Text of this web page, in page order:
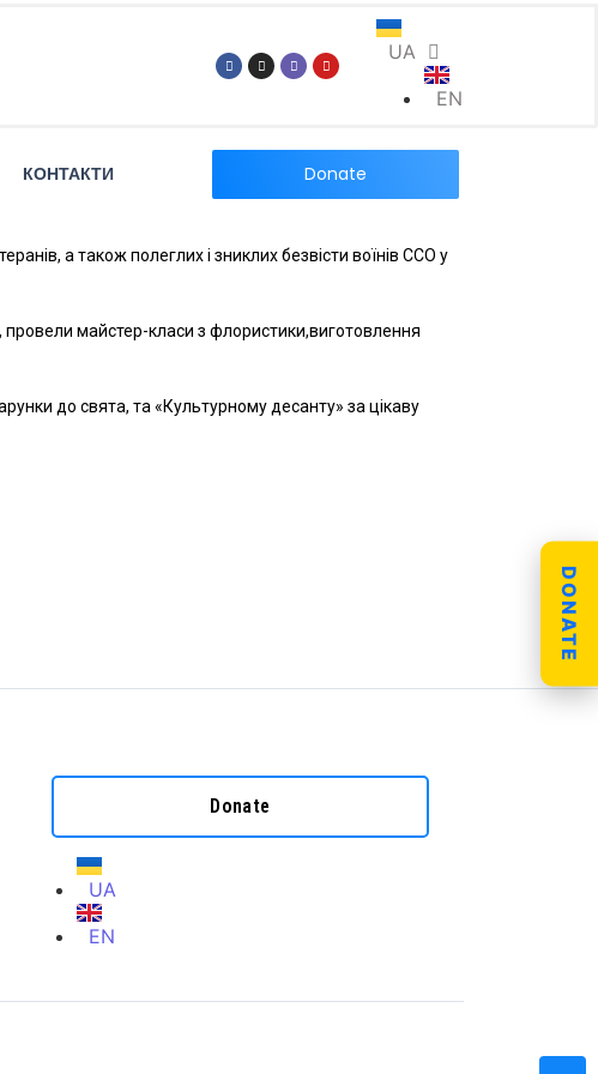
UA
EN
КОНТАКТИ Donate
а також полеглих і зниклих безвісти воїнів ССО у
майстер-класи з флористики,виготовлення
до свята, та «Культурному десанту» за цікаву
Donate
UA
EN
DONATE